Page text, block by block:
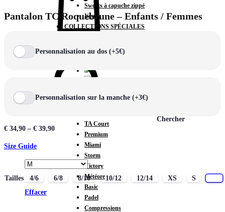
Sweats à capuche zippé
Vestes
COLLECTIONS SPÉCIALES
TA Court
Premium
Miami
Storm
Victory
Météore
Basic
Padel
Compressions
Chercher
Pantalon TC Roquebrune – Enfants / Femmes
Personnalisation au dos (+5€)
Personnalisation sur la manche (+3€)
€ 34,90 – € 39,90
Size Guide
Tailles 4/6 6/8 8/10 10/12 12/14 XS S
Effacer